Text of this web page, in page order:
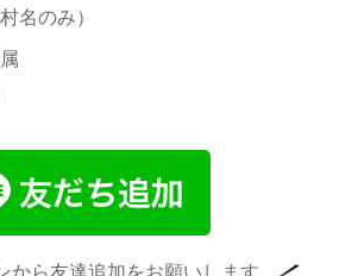
名のみ）
から友達追加をお願いします